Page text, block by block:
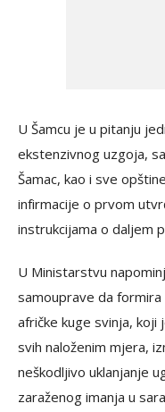
U Šamcu je u pitanju
ekstenzivnog uzgoja,
Šamac, kao i sve
infirmacije o prvom
instrukcijama o daljem
U Ministarstvu
samouprave da formira
afričke kuge svinja,
svih naloženim mjera,
neškodljivo uklanjanje
zaraženog imanja u